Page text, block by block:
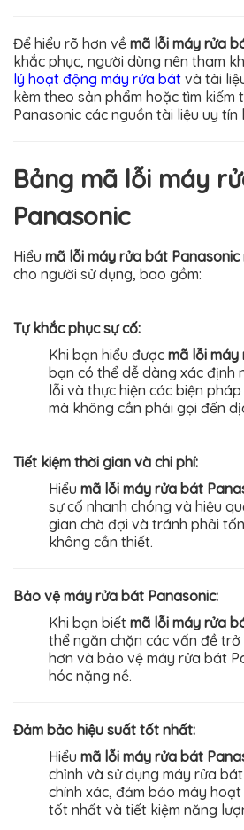
Để hiểu rõ hơn về mã lỗi máy rửa
khắc phục, người dùng nên tham
lý hoạt động máy rửa bát và tài
kèm theo sản phẩm hoặc tìm kiếm
Panasonic các nguồn tài liệu uy tín
Bảng mã lỗi máy
Panasonic
Hiểu mã lỗi máy rửa bát Panasonic
cho người sử dụng, bao gồm:
Tự khắc phục sự cố:
Khi bạn hiểu được mã lỗi máy
bạn có thể dễ dàng xác định
lỗi và thực hiện các biện
mà không cần phải gọi đến
Tiết kiệm thời gian và chi phí:
Hiểu mã lỗi máy rửa bát
sự cố nhanh chóng và hiệu
gian chờ đợi và tránh phải
không cần thiết.
Bảo vệ máy rửa bát Panasonic:
Khi bạn biết mã lỗi máy rửa
thể ngăn chặn các vấn đề
hơn và bảo vệ máy rửa bát
hóc nặng nề.
Đảm bảo hiệu suất tốt nhất:
Hiểu mã lỗi máy rửa bát
chỉnh và sử dụng máy rửa
chính xác, đảm bảo máy
tốt nhất và tiết kiệm năng